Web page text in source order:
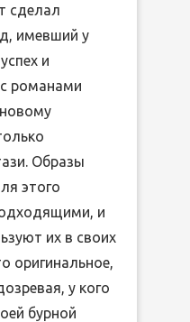
сделал
имевший у
и
романами
Образы
этого
и
их в своих
оригинальное,
у кого
бурной